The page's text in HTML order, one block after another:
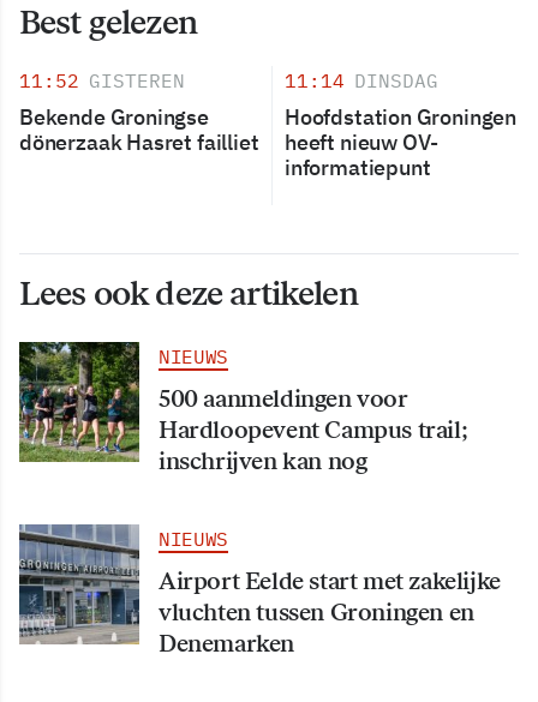
Best gelezen
11:52 GISTEREN
Bekende Groningse
dönerzaak Hasret failliet
11:14 DINSDAG
Hoofdstation Groningen
heeft nieuw OV-
informatiepunt
Lees ook deze artikelen
NIEUWS
500 aanmeldingen voor
Hardloopevent Campus trail;
inschrijven kan nog
NIEUWS
Airport Eelde start met zakelijke
vluchten tussen Groningen en
Denemarken